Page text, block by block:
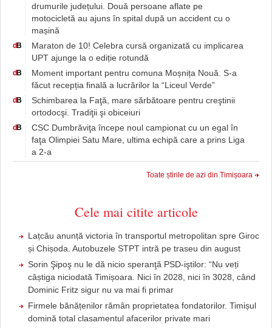
drumurile județului. Două persoane aflate pe
motocicletă au ajuns în spital după un accident cu o
mașină
dB
Maraton de 10! Celebra cursă organizată cu implicarea
UPT ajunge la o ediție rotundă
dB
Moment important pentru comuna Moșnița Nouă. S-a
făcut recepția finală a lucrărilor la “Liceul Verde”
dB
Schimbarea la Faţă, mare sărbătoare pentru creştinii
ortodocşi. Tradiţii şi obiceiuri
dB
CSC Dumbrăviţa începe noul campionat cu un egal în
faţa Olimpiei Satu Mare, ultima echipă care a prins Liga
a 2-a
Toate știrile de azi din Timișoara
Cele mai citite articole
Lațcău anunță victoria în transportul metropolitan spre Giroc
și Chișoda. Autobuzele STPT intră pe traseu din august
Sorin Şipoş nu le dă nicio speranţă PSD-iştilor: “Nu veți
câștiga niciodată Timișoara. Nici în 2028, nici în 3028, când
Dominic Fritz sigur nu va mai fi primar
Firmele bănățenilor rămân proprietatea fondatorilor. Timișul
domină total clasamentul afacerilor private mari